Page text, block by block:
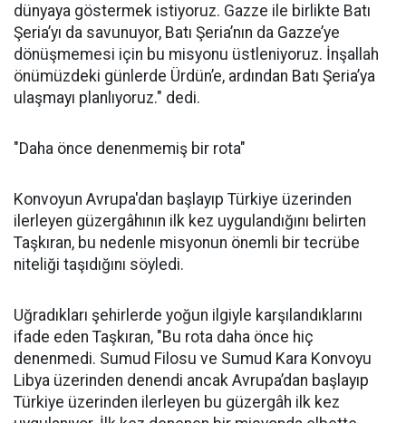
dünyaya göstermek istiyoruz. Gazze ile birlikte Batı
Şeria’yı da savunuyor, Batı Şeria’nın da Gazze’ye
dönüşmemesi için bu misyonu üstleniyoruz. İnşallah
önümüzdeki günlerde Ürdün’e, ardından Batı Şeria’ya
ulaşmayı planlıyoruz." dedi.
"Daha önce denenmemiş bir rota"
Konvoyun Avrupa'dan başlayıp Türkiye üzerinden
ilerleyen güzergâhının ilk kez uygulandığını belirten
Taşkıran, bu nedenle misyonun önemli bir tecrübe
niteliği taşıdığını söyledi.
Uğradıkları şehirlerde yoğun ilgiyle karşılandıklarını
ifade eden Taşkıran, "Bu rota daha önce hiç
denenmedi. Sumud Filosu ve Sumud Kara Konvoyu
Libya üzerinden denendi ancak Avrupa’dan başlayıp
Türkiye üzerinden ilerleyen bu güzergâh ilk kez